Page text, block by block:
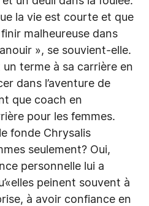
la vie est courte et que
finir malheureuse dans
», se souvient-elle.
terme à sa carrière en
dans l’aventure de
que coach en
pour les femmes.
fonde Chrysalis
seulement? Oui,
personnelle lui a
peinent souvent à
à avoir confiance en